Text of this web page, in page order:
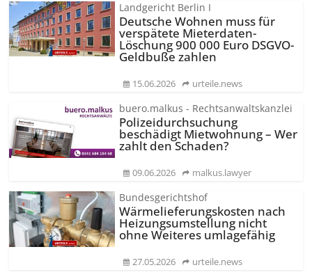
Landgericht Berlin I
Deutsche Wohnen muss für
verspätete Mieterdaten-
Löschung 900 000 Euro DSGVO-
Geldbuße zahlen
15.06.2026 urteile.news
buero.malkus - Rechtsanwaltskanzlei
Polizeidurchsuchung
beschädigt Mietwohnung – Wer
zahlt den Schaden?
09.06.2026 malkus.lawyer
Bundesgerichtshof
Wärmeliefe­rungskosten nach
Heizungsumstellung nicht
ohne Weiteres umlagefähig
27.05.2026 urteile.news